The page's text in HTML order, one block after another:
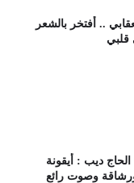
.. أفتخر بالشعر
قلبي
الحاج ديب : أيقونة
ورشاقة وصوت رائع